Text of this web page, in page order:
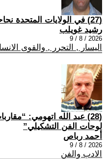
(27) في الولايات المتحدة نجاحات اليساريين تتواصل
رشيد غويلب
2026 / 8 / 9
اليسار , التحرر , والقوى
(28) عبد الله اتهومي:
لوحات الفن التشكيلي”
أحمد رباص
2026 / 8 / 9
الادب والفن